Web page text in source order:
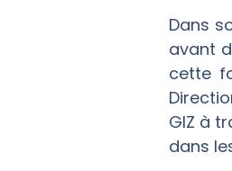
Dans
avant
cette
GIZ à
dans